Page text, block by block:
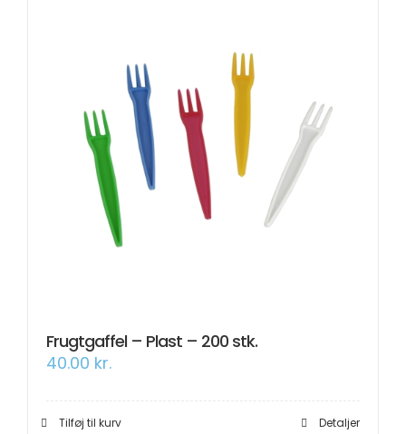
Frugtgaffel – Plast – 200 stk.
40.00 kr.
Tilføj til kurv Detaljer